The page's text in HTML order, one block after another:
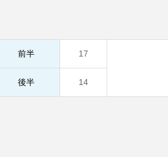
前半 17
後半 14